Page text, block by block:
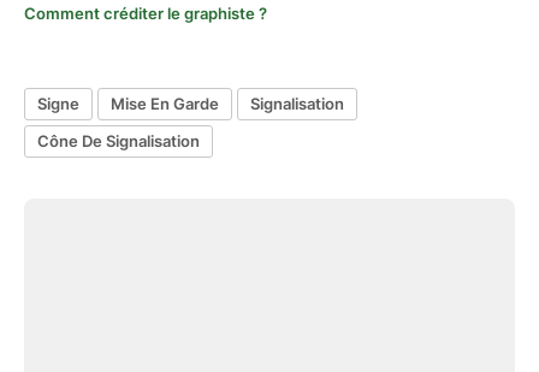
Comment créditer le graphiste ?
Signe Mise En Garde
Signalisation
Cône De Signalisation